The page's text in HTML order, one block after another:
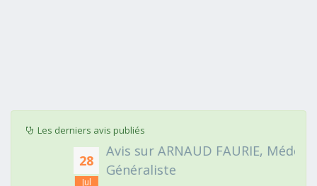
Les derniers avis publiés
Avis sur ARNAUD FAURIE, Médecin
Généraliste